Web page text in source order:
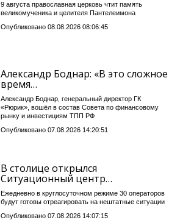
9 августа православная церковь чтит память
великомученика и целителя Пантелеимона
Опубликовано 08.08.2026 08:06:45
Александр Боднар: «В это сложное
время…
Александр Боднар, генеральный директор ГК
«Рюрик», вошёл в состав Совета по финансовому
рынку и инвестициям ТПП РФ
Опубликовано 07.08.2026 14:20:51
В столице открылся
Ситуационный центр…
Ежедневно в круглосуточном режиме 30 операторов
будут готовы отреагировать на нештатные ситуации
Опубликовано 07.08.2026 14:07:15